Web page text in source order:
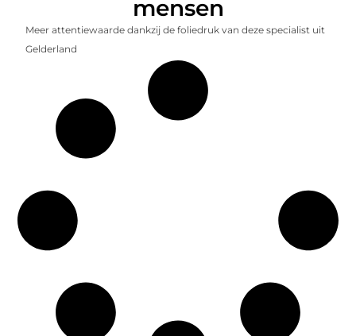
mensen
Meer attentiewaarde dankzij de foliedruk van deze specialist uit
Gelderland